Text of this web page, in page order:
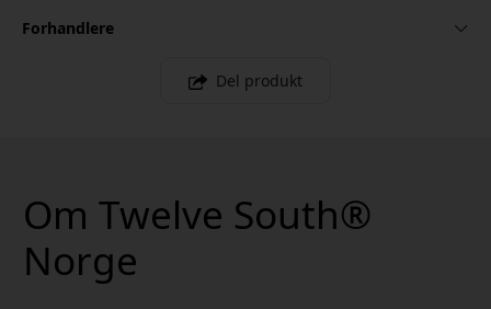
Forhandlere
Del produkt
Om Twelve South®
Norge